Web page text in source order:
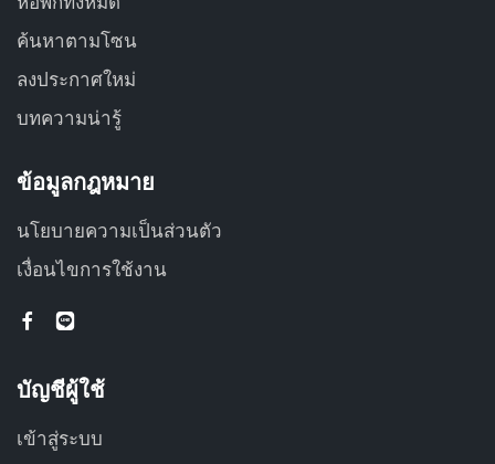
ค้นหาตามโซน
ลงประกาศใหม่
บทความน่ารู้
ข้อมูลกฎหมาย
นโยบายความเป็นส่วนตัว
เงื่อนไขการใช้งาน
บัญชีผู้ใช้
เข้าสู่ระบบ